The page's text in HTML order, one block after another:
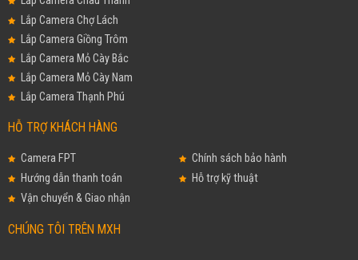
Lắp Camera Chợ Lách
Lắp Camera Giồng Trôm
Lắp Camera Mỏ Cày Bắc
Lắp Camera Mỏ Cày Nam
Lắp Camera Thạnh Phú
HỖ TRỢ KHÁCH HÀNG
Camera FPT
Chính sách bảo hành
Hướng dẫn thanh toán
Hỗ trợ kỹ thuật
Vận chuyển & Giao nhận
CHÚNG TÔI TRÊN MXH